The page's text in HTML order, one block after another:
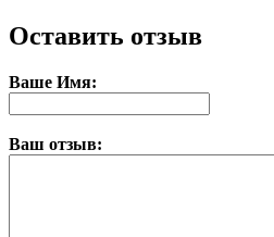
Оставить отзыв
Ваше Имя:
Ваш отзыв: